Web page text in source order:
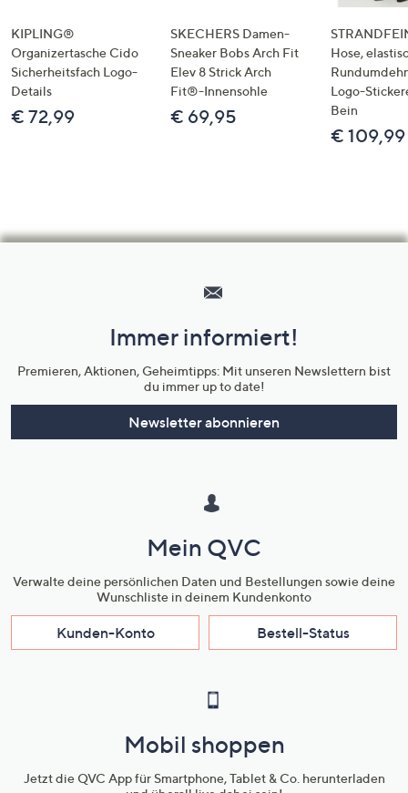
KIPLING®
Organizertasche Cido
Sicherheitsfach Logo-
Details
€ 72,99
SKECHERS Damen-
Sneaker Bobs Arch Fit
Elev 8 Strick Arch
Fit®-Innensohle
€ 69,95
Hose,
Logo-
Bein
€ 109,99
Unternehmensinformationen
Immer informiert!
Premieren, Aktionen, Geheimtipps: Mit unseren Newslettern bist
du immer up to date!
Newsletter abonnieren
Mein QVC
Verwalte deine persönlichen Daten und Bestellungen sowie deine
Wunschliste in deinem Kundenkonto
Kunden-Konto Bestell-Status
Mobil shoppen
Jetzt die QVC App für Smartphone, Tablet & Co. herunterladen